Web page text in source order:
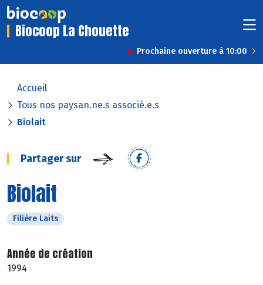
Biocoop La Chouette
Prochaine ouverture à 10:00
Accueil
Tous nos paysan.ne.s associé.e.s
Biolait
Partager sur
Biolait
Filière Laits
Année de création
1994